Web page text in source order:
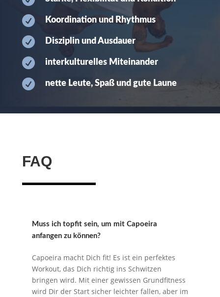
 Koordination und Rhythmus
 Disziplin und Ausdauer
 interkulturelles Miteinander
 nette Leute, Spaß und gute Laune
FAQ
Muss ich topfit sein, um mit Capoeira
anfangen zu können?
Capoeira macht Dich fit! Es ist ein perfektes
Workout, das Dich richtig ins Schwitzen
bringen wird. Mit einer gewissen Grundfitness
wird Dir der Start sicher leichter fallen, aber im